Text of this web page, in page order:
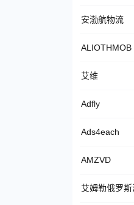
安渤航物流
ALIOTHMOB
艾维
Adfly
Ads4each
AMZVD
艾姆勒俄罗